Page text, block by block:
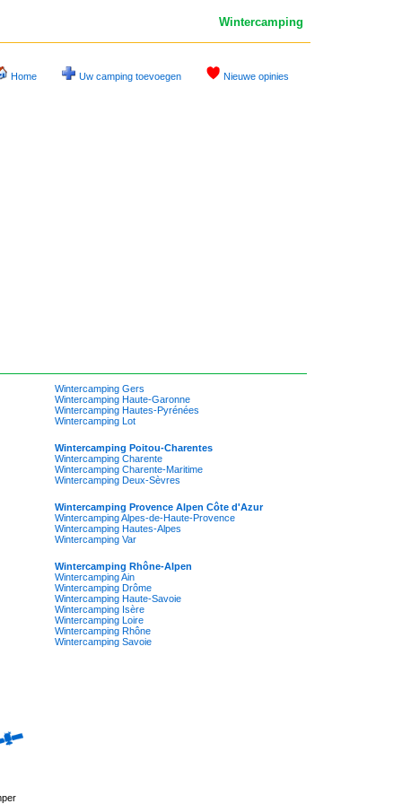
Wintercamping
Home Uw camping toevoegen Nieuwe opinies
Wintercamping Gers
Wintercamping Haute-Garonne
Wintercamping Hautes-Pyrénées
Wintercamping Lot
Wintercamping Poitou-Charentes
Wintercamping Charente
Wintercamping Charente-Maritime
Wintercamping Deux-Sèvres
Wintercamping Provence Alpen Côte d'Azur
Wintercamping Alpes-de-Haute-Provence
Wintercamping Hautes-Alpes
Wintercamping Var
Wintercamping Rhône-Alpen
Wintercamping Ain
Wintercamping Drôme
Wintercamping Haute-Savoie
Wintercamping Isère
Wintercamping Loire
Wintercamping Rhône
Wintercamping Savoie